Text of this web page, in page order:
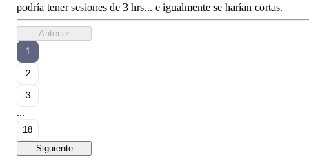
podría tener sesiones de 3 hrs... e igualmente se harían cortas.
Anterior
1
2
3
...
18
Siguiente